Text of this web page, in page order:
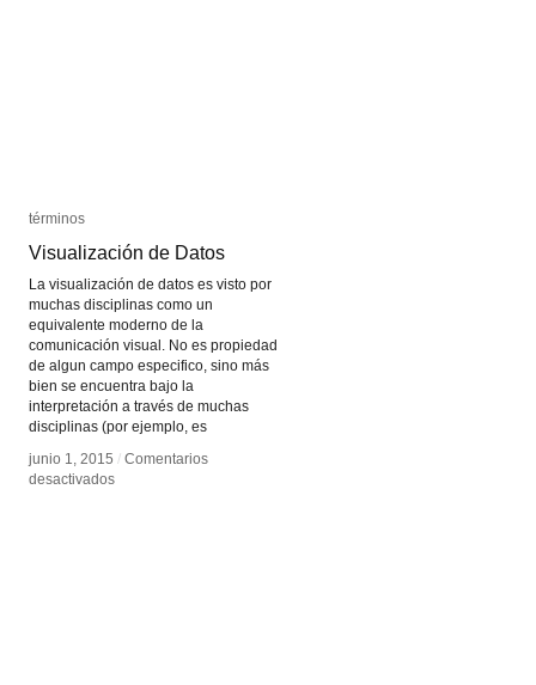
términos
Visualización de Datos
La visualización de datos es visto por
muchas disciplinas como un
equivalente moderno de la
comunicación visual. No es propiedad
de algun campo especifico, sino más
bien se encuentra bajo la
interpretación a través de muchas
disciplinas (por ejemplo, es
junio 1, 2015 / Comentarios
desactivadosen
términos
Visualización de Datos
junio 1, 2015 / Comentarios
desactivadosen